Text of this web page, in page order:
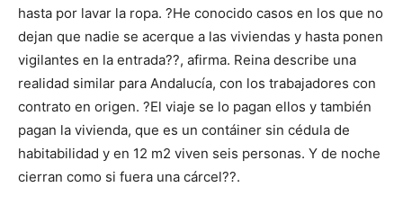
hasta por lavar la ropa. ?He conocido casos en los que no
dejan que nadie se acerque a las viviendas y hasta ponen
vigilantes en la entrada??, afirma. Reina describe una
realidad similar para Andalucía, con los trabajadores con
contrato en origen. ?El viaje se lo pagan ellos y también
pagan la vivienda, que es un contáiner sin cédula de
habitabilidad y en 12 m2 viven seis personas. Y de noche
cierran como si fuera una cárcel??.